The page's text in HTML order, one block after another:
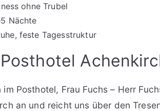
ohne Trubel
Nächte
feste Tagesstruktur
Posthotel, Frau Fuchs – Herr
an und reicht uns über den